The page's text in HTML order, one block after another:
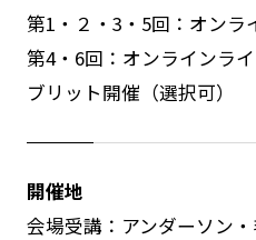
第1・２・3・5回：オンラ
第4・6回：オンラインラ
ブリット開催（選択可）
開催地
会場受講：アンダーソン